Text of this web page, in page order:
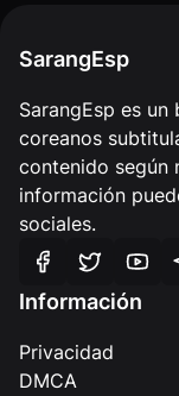
SarangEsp
SarangEsp es
coreanos
contenido según
información
sociales.
Información
Privacidad
DMCA